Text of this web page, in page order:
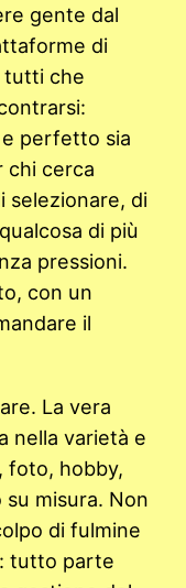
gente dal
di
tutti che
e perfetto sia
chi cerca
selezionare, di
di più
pressioni.
con un
il
La vera
nella varietà e
foto, hobby,
misura. Non
di fulmine
tutto parte